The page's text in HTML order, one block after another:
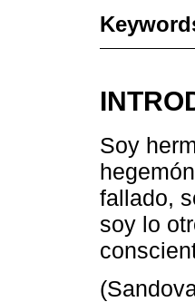
Soy
fallado,
soy lo